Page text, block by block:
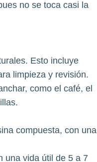
no se toca casi la
Esto incluye
limpieza y revisión.
como el café, el
compuesta, con una
una vida útil de 5 a 7